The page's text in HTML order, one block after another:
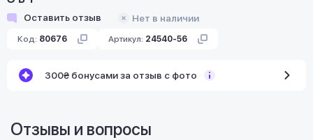
Оставить отзыв Нет в наличии
Код: 80676 Артикул: 24540-56
300₴ бонусами за отзыв с фото
Отзывы и вопросы